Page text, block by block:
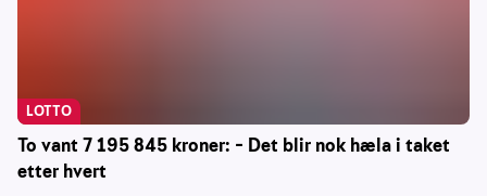
To vant 7 195 845 kroner: – Det blir nok hæla i taket
etter hvert
LOTTO